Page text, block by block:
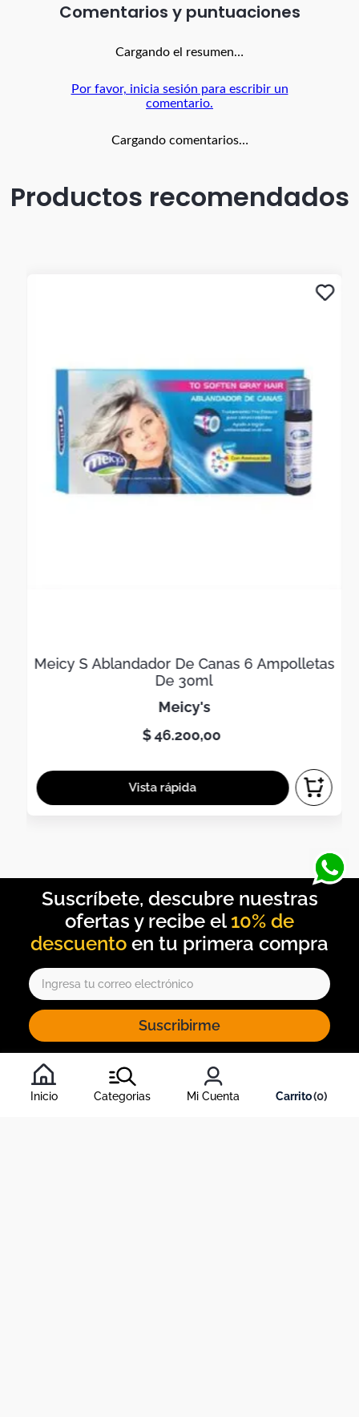
Inicio Categorias Mi Cuenta 0
Comentarios
Cargando el resumen…
Por favor, inicia sesión para escribir un
comentario.
Cargando comentarios…
Productos recomendados
Meicy S Ablandador De Canas 6 Ampolletas
De 30ml
meicy's
$46.200,00
10% de
descuento
Suscribirme
Al inscribirte al newsletter, aceptas nuestros
condiciones
, y nuestrapolítica de tratamiento de información